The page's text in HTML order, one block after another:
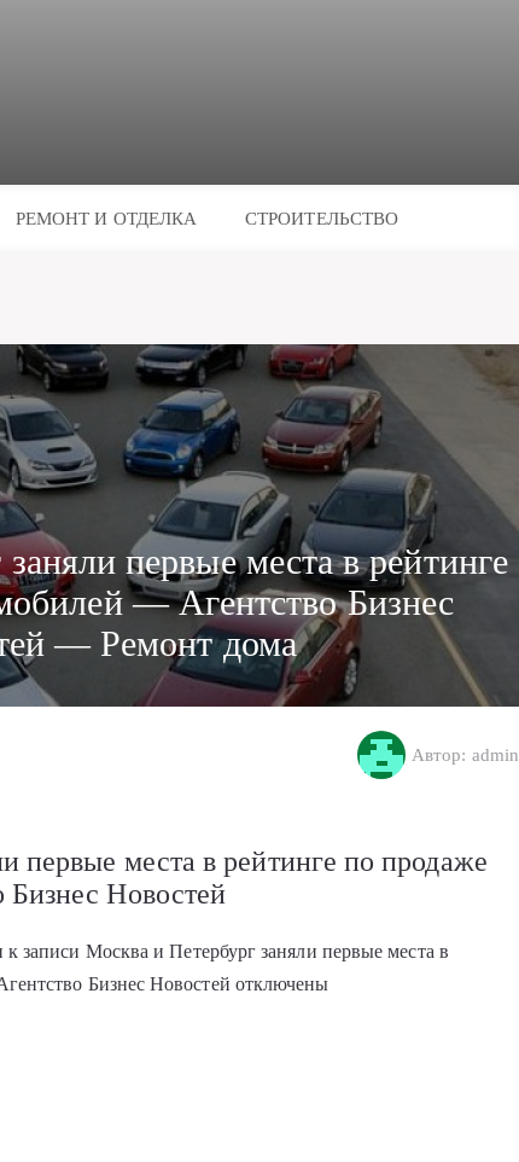
РЕМОНТ И ОТДЕЛКА СТРОИТЕЛЬСТВО
первые места в рейтинге
— Агентство Бизнес
— Ремонт дома
Автор: admin
первые места в рейтинге по продаже
Новостей
к записи Москва и Петербург заняли первые места в
Бизнес Новостей отключены